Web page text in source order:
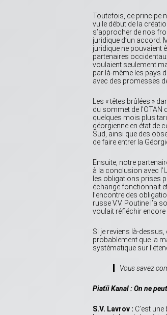
Toutefois, ce principe
vu le début de la
s’approcher de nos
juridique d’un accord.
juridique ne pouvaient
partenaires
voulaient seulement
par là-même les pays
avec des promesses
Les « têtes brûlées »
du sommet de l’OTAN
quelques mois plus
géorgienne en état de
Sud, ainsi que des
de faire entrer la
Ensuite, notre
à la conclusion avec
les obligations prises
échange fonctionnait
l’encontre des
russe V.V. Poutine l’a
voulait réfléchir encore
Si je reviens là-
probablement que la
systématique sur
Vous savez
Piatïi Kanal : On ne
S.V. Lavrov : C’est